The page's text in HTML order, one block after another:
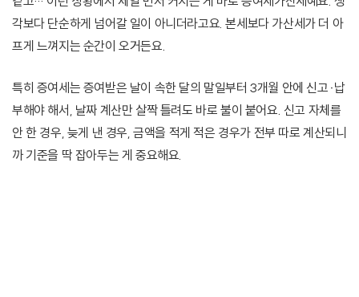
각보다 단순하게 넘어갈 일이 아니더라고요. 본세보다 가산세가 더 아
프게 느껴지는 순간이 오거든요.
특히 증여세는 증여받은 날이 속한 달의 말일부터 3개월 안에 신고·납
부해야 해서, 날짜 계산만 살짝 틀려도 바로 불이 붙어요. 신고 자체를
안 한 경우, 늦게 낸 경우, 금액을 적게 적은 경우가 전부 따로 계산되니
까 기준을 딱 잡아두는 게 중요해요.